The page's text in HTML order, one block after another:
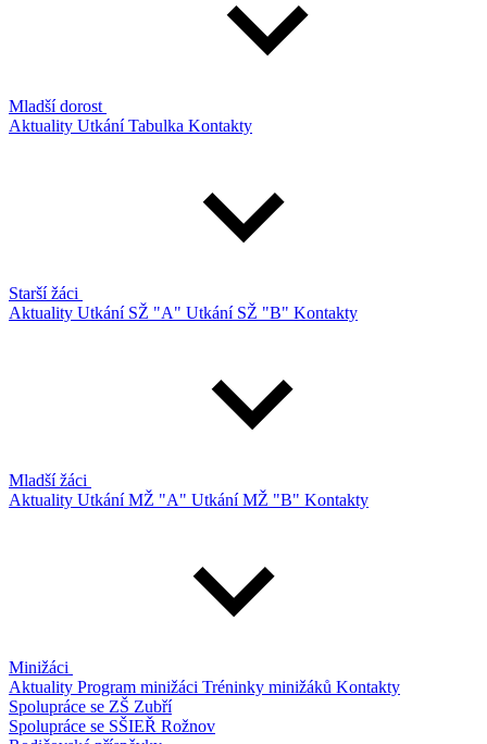
Mladší dorost
Aktuality UtkáníTabulka Kontakty
Starší žáci
Aktuality Utkání SŽ "A" Utkání SŽ "B" Kontakty
Mladší žáci
Aktuality Utkání MŽ "A" Utkání MŽ "B" Kontakty
Minižáci
Aktuality Program minižáci Tréninky minižáků Kontakty
Spolupráce se ZŠ Zubří
Spolupráce se SŠIEŘ Rožnov